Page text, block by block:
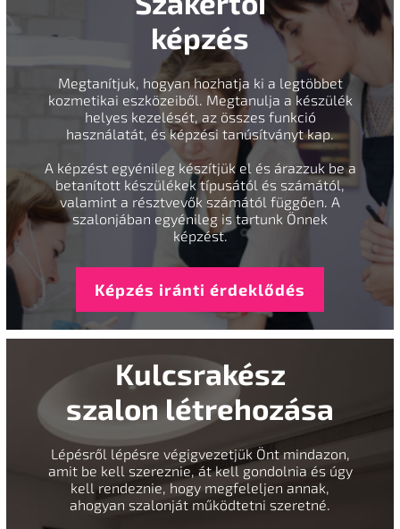
képzés
Megtanítjuk, hogyan hozhatja ki a legtöbbet
kozmetikai eszközeiből. Megtanulja a készülék
helyes kezelését, az összes funkció
használatát, és képzési tanúsítványt kap.
A képzést egyénileg készítjük el és árazzuk be a
betanított készülékek típusától és számától,
valamint a résztvevők számától függően. A
szalonjában egyénileg is tartunk Önnek
képzést.
Képzés iránti érdeklődés
Kulcsrakész
szalon létrehozása
Lépésről lépésre végigvezetjük Önt mindazon,
amit be kell szereznie, át kell gondolnia és úgy
kell rendeznie, hogy megfeleljen annak,
ahogyan szalonját működtetni szeretné.